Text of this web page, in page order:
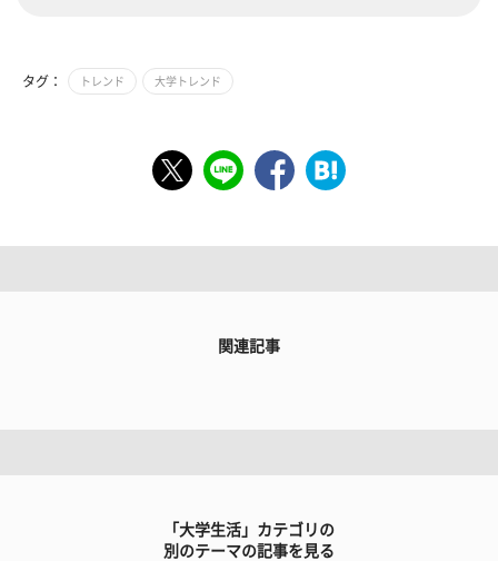
タグ： トレンド 大学トレンド
関連記事
「大学生活」カテゴリの
別のテーマの記事を見る